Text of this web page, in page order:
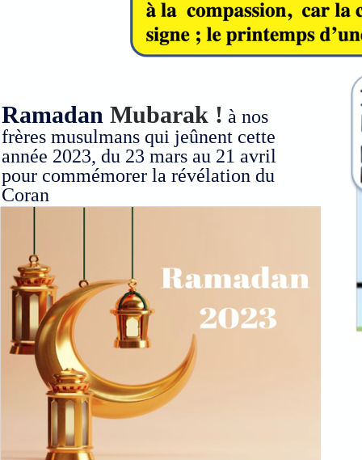
Ramadan Mubarak ! à nos
frères musulmans qui jeûnent cette
année 2023, du 23 mars au 21 avril
pour commémorer la révélation du
Coran